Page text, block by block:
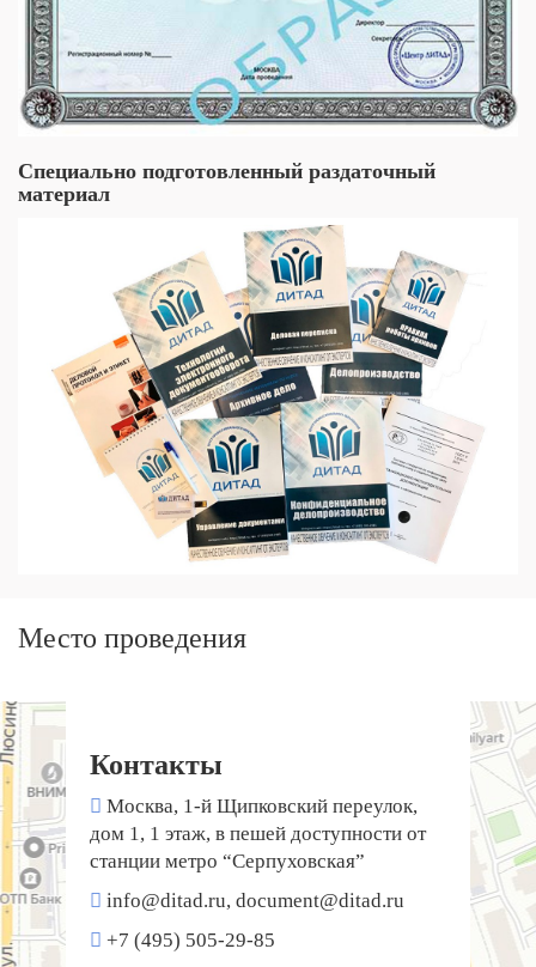
Специально подготовленный раздаточный
материал
Место проведения
Контакты
Москва, 1-й Щипковский переулок,
дом 1, 1 этаж, в пешей доступности от
станции метро “Серпуховская”
info@ditad.ru, document@ditad.ru
+7 (495) 505-29-85